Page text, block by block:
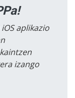
aplikazio
izango